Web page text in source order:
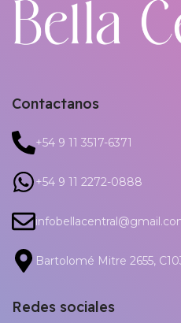
Contactanos
+54 9 11 3517-6371
+54 9 11 2272-0888
Bartolomé Mitre 2655,
Redes sociales